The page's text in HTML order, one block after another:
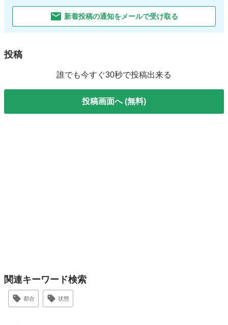
新着投稿の通知をメールで受け取る
投稿
誰でも今すぐ30秒で投稿出来る
投稿画面へ (無料)
関連キーワード検索
都合 状態